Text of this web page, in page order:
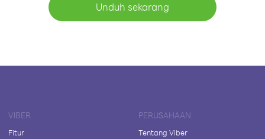
Unduh sekarang
VIBER
Fitur
PERUSAHAAN
Tentang Viber